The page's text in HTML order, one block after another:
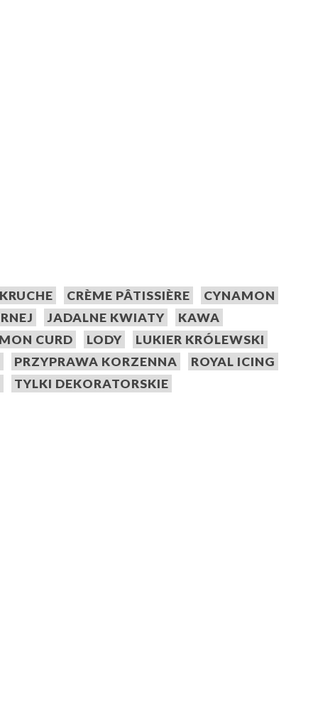
CRÈME PÂTISSIÈRE
CYNAMON
JADALNE KWIATY
KAWA
CURD
LODY
LUKIER KRÓLEWSKI
PRZYPRAWA KORZENNA
ROYAL ICING
TYLKI DEKORATORSKIE